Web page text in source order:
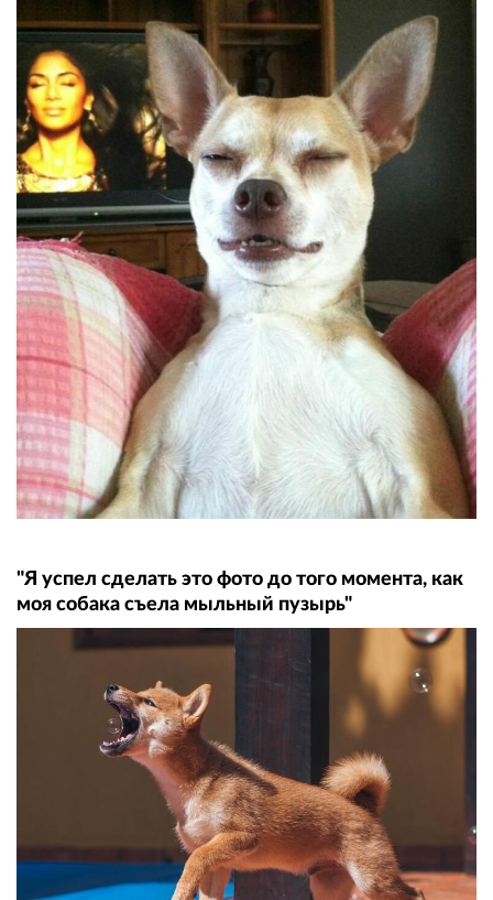
"Я успел сделать это фото до того момента, как
моя собака съела мыльный пузырь"